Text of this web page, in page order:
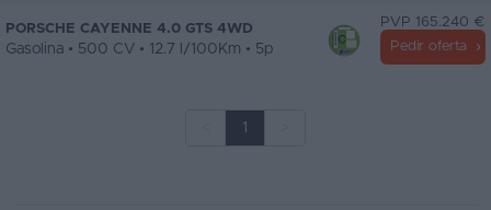
PORSCHE CAYENNE 4.0 GTS 4WD
Gasolina • 500 CV • 12.7 l/100Km • 5p
PVP 165.240 €
Pedir oferta
1